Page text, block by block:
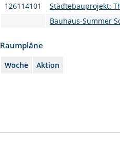
126114101
Städtebauprojekt:
Bauhaus-Summer
Raumpläne
Woche Aktion